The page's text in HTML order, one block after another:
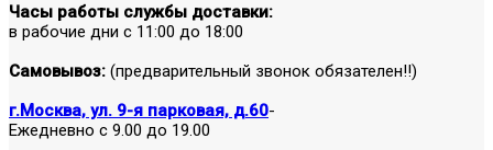
Часы работы службы доставки:
в рабочие дни с 11:00 до 18:00
Самовывоз: (предварительный звонок обязателен!!)
г.Москва, ул. 9-я парковая, д.60-
Ежедневно с 9.00 до 19.00